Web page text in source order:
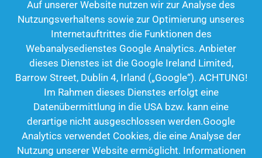
Auf unserer Website nutzen wir zur Analyse des
Nutzungsverhaltens sowie zur Optimierung unseres
Internetauftrittes die Funktionen des
Webanalysedienstes Google Analytics. Anbieter
dieses Dienstes ist die Google Ireland Limited,
Barrow Street, Dublin 4, Irland („Google“). ACHTUNG!
Im Rahmen dieses Dienstes erfolgt eine
Datenübermittlung in die USA bzw. kann eine
derartige nicht ausgeschlossen werden.Google
Analytics verwendet Cookies, die eine Analyse der
Nutzung unserer Website ermöglicht. Informationen